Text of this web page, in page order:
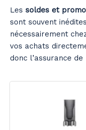
Les soldes et
sont souvent
nécessairement
vos achats
donc l’assurance